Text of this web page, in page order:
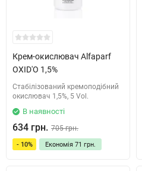
Крем-окислювач Alfaparf
OXID'O 1,5%
Стабілізований кремоподібний
окислювач 1,5%, 5 Vol.
В наявності
634 грн. 705 грн.
- 10% Економія 71 грн.